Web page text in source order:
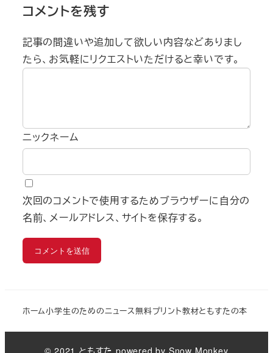
コメントを残す
記事の間違いや追加して欲しい内容などありまし
たら、お気軽にリクエストいただけると幸いです。
ニックネーム
次回のコメントで使用するためブラウザーに自分の
名前、メールアドレス、サイトを保存する。
ホーム小学生のためのニュース無料プリント教材ともすたの本
© 2021 ともすた powered by Snow Monkey